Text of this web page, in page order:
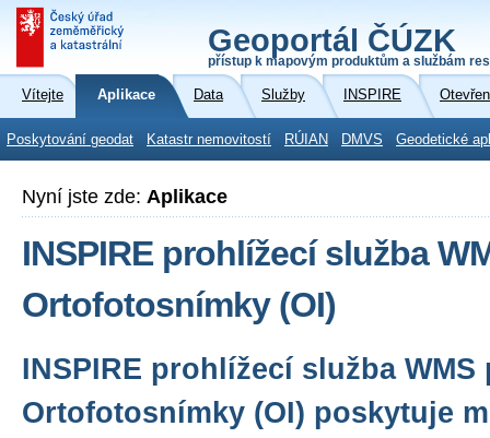
Geoportál ČÚZK
přístup k mapovým produktům a službám
Vítejte Aplikace Data Služby INSPIRE
Poskytování geodat Katastr nemovitostí RÚIAN DMVS Geodetické
Nyní jste zde: Aplikace
INSPIRE prohlížecí služba
Ortofotosnímky (OI)
INSPIRE prohlížecí služba WMS
Ortofotosnímky (OI) poskytuje